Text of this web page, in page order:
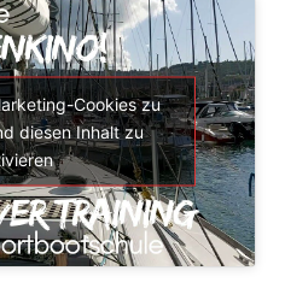
Cookies zu
diesen Inhalt zu